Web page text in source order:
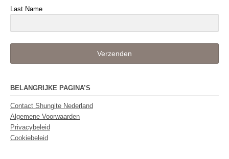
Last Name
Verzenden
BELANGRIJKE PAGINA’S
Contact Shungite Nederland
Algemene Voorwaarden
Privacybeleid
Cookiebeleid